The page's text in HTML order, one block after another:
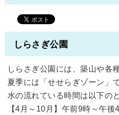
しらさぎ公園
しらさぎ公園には、築山や各
夏季には「せせらぎゾーン」
水の流れている時間は以下の
【4月～10月】午前9時～午後